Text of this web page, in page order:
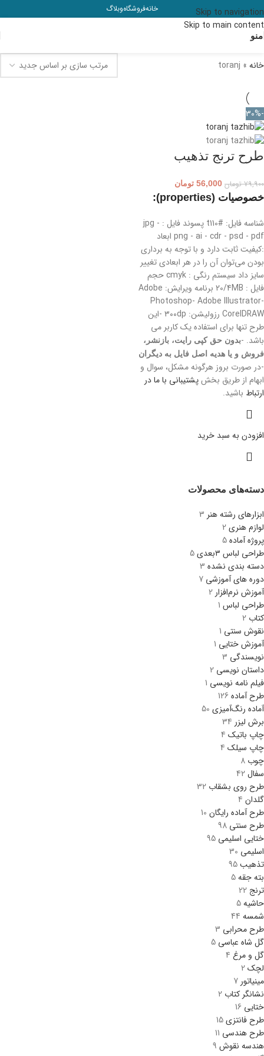
Skip to navigation
Skip to main content
خانهفروشگاهوبلاگ
منو
دسته‌های محصولات
ابزارهای رشته هنر 3
لوازم هنری2
پروژه آماده5
طراحی لباس ۳بعدی
5
دسته بندی نشده 3
دوره های آموزشی 7
آموزش نرم‌افزار 2
طراحی لباس 1
کتاب 2
نقوش سنتی 1
آموزش ختایی 1
نویسندگی 3
داستان نویسی 2
فیلم نامه نویسی 1
طرح آماده 126
آماده رنگ‌آمیزی 50
برش لیزر 34
چاپ باتیک 4
چاپ سیلک 4
چوب 8
سفال42
طرح روی بشقاب 32
گلدان 4
طرح آماده رایگان 10
طرح سنتی 98
ختایی اسلیمی 95
اسلیمی 30
تذهیب95
بته جقه5
ترنج 22
حاشیه5
شمسه 44
طرح محرابی 3
گل شاه عباسی 5
گل و مرغ 4
لچک2
مینیاتور 7
نشانگر کتاب 2
ختایی 16
طرح فانتزی15
طرح هندسی 11
هندسه نقوش 9
خانه »
toranj
-30%
طرح ترنج تذهیب
79,900 تومان 56,000 تومان
خصوصیات (properties):
شناسه فایل: #t110 پسوند فایل : jpg -
png - ai - cdr - psd - pdf ابعاد
:کیفیت ثابت دارد و با توجه به برداری
بودن می‌توان آن را در هر ابعادی تغییر
سایز داد سیستم رنگی : cmyk حجم
فایل : 20/4MB برنامه ویرایش: Adobe
Photoshop- Adobe Illustrator-
CorelDRAW رزولیشن: ۳۰۰dp -این
طرح تنها برای استفاده یک کاربر می
باشد. -بدون حق کپی رایت، بازنشر،
فروش و یا هدیه اصل فایل به دیگران
-در صورت بروز هرگونه مشکل، سوال و
ابهام از طریق بخشپشتیبانی با ما در
ارتباط باشید.
افزودن به سبد خرید